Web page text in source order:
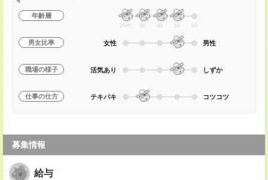
年齢層
20代 30 40 50 60
男女比率 女性 男性
職場の様子 活気あり しずか
仕事の仕方 テキパキ コツコツ
募集情報
給与